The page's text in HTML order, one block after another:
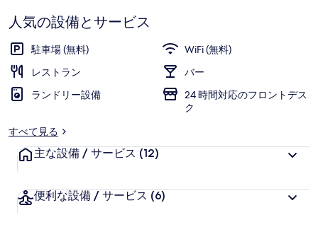
ーす
人気の設備とサービス
駐車場 (無料)
WiFi (無料)
レストラン
バー
ランドリー設備
24 時間対応のフロントデス
ク
すべて見る
主な設備 / サービス (12)
便利な設備 / サービス (6)